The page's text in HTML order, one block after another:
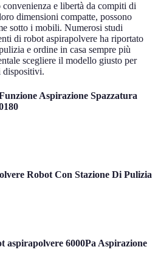
e libertà da compiti di
dimensioni compatte, possono
sotto i mobili. Numerosi studi
di robot aspirapolvere ha riportato
e ordine in casa sempre più
scegliere il modello giusto per
dispositivi.
Aspirazione Spazzatura
Robot Con Stazione Di Pulizia
6000Pa Aspirazione